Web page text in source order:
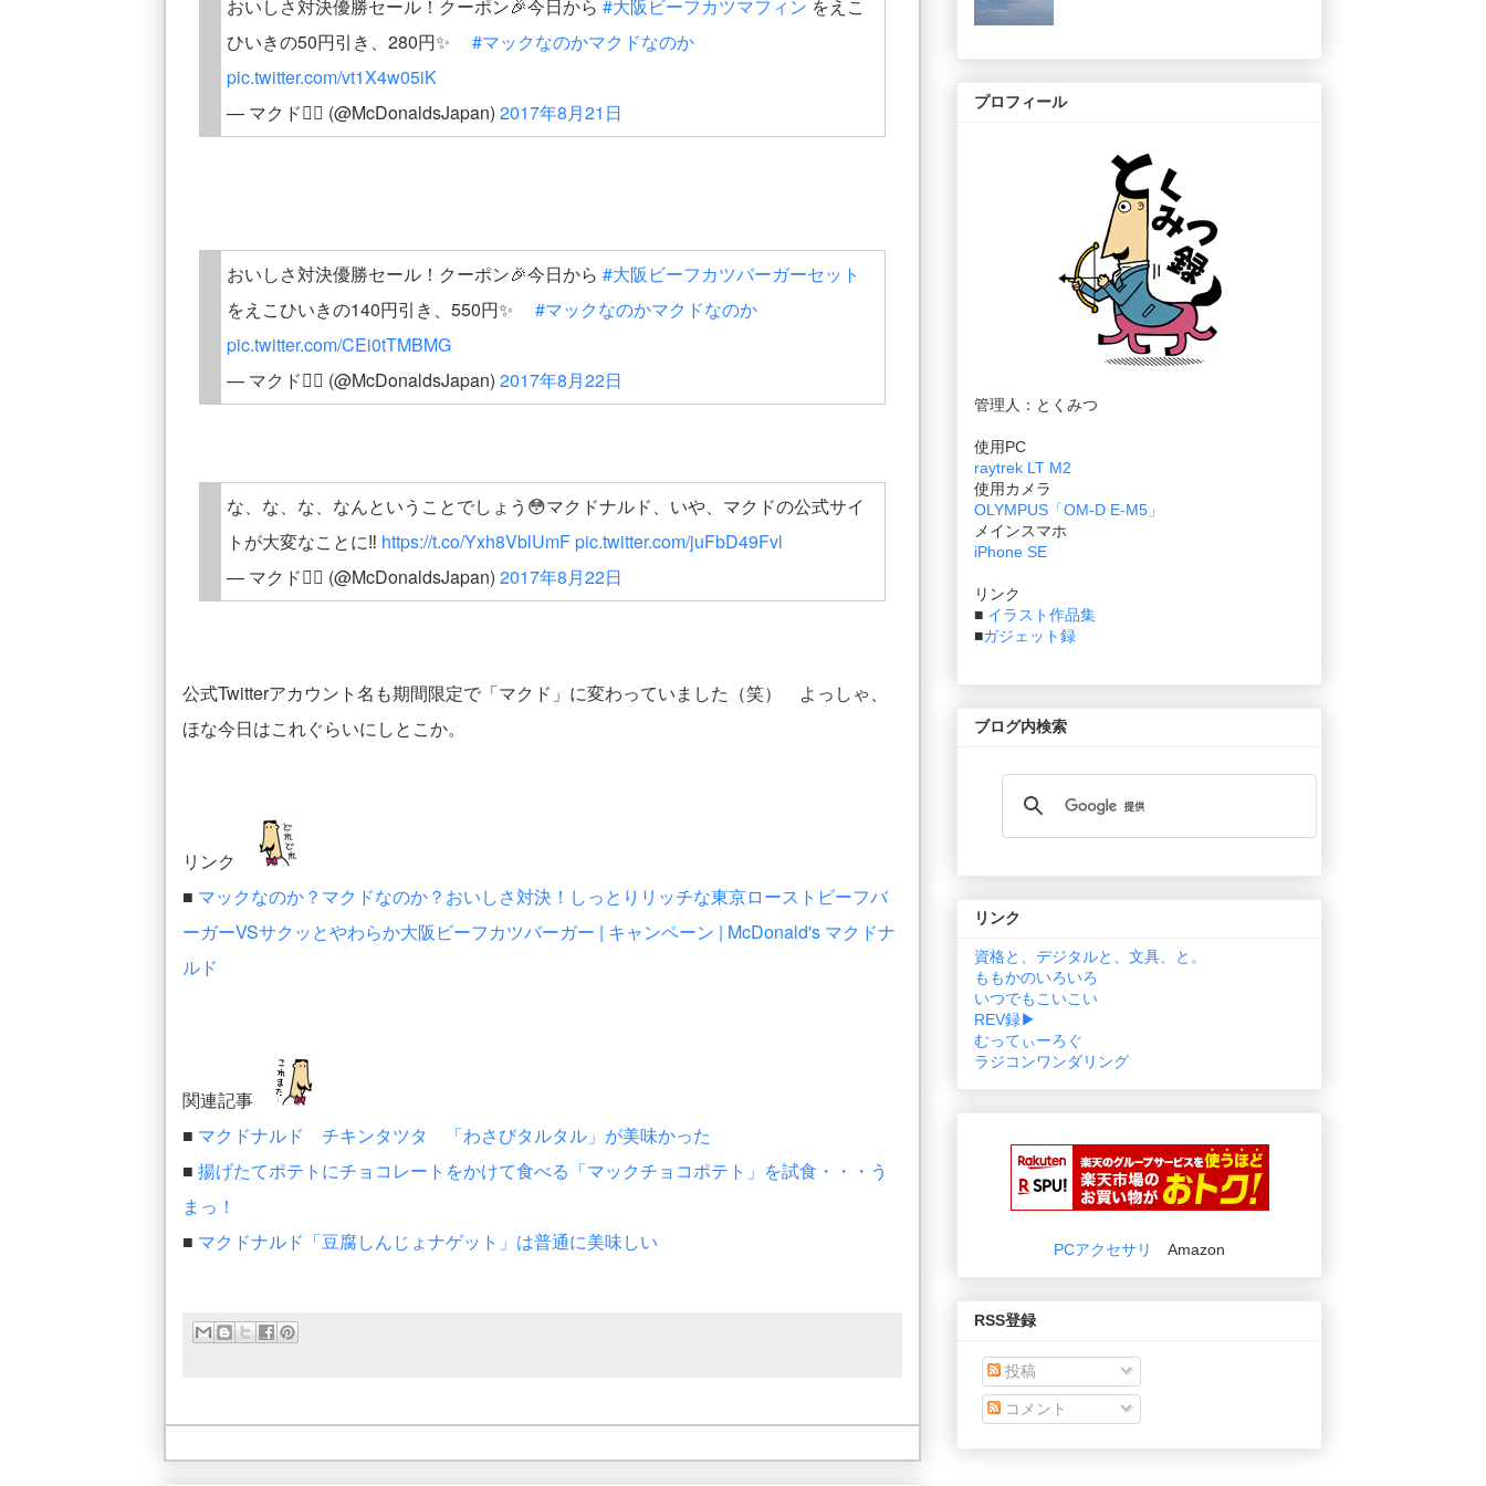
おいしさ対決優勝セール！クーポン🎉今日から #大阪ビーフカツマフィン をえこ
ひいきの50円引き、280円✨ #マックなのかマクドなのか
pic.twitter.com/vt1X4w05iK
— マクド✌🏻 (@McDonaldsJapan) 2017年8月21日
おいしさ対決優勝セール！クーポン🎉今日から #大阪ビーフカツバーガーセット
をえこひいきの140円引き、550円✨ #マックなのかマクドなのか
pic.twitter.com/CEi0tTMBMG
— マクド✌🏻 (@McDonaldsJapan) 2017年8月22日
な、な、な、なんということでしょう😳マクドナルド、いや、マクドの公式サイ
トが大変なことに‼️ https://t.co/Yxh8VblUmFpic.twitter.com/juFbD49Fvl
— マクド✌🏻 (@McDonaldsJapan) 2017年8月22日
公式Twitterアカウント名も期間限定で「マクド」に変わっていました（笑） よっしゃ、
ほな今日はこれぐらいにしとこか。
リンク
■ マックなのか？マクドなのか？おいしさ対決！しっとりリッチな東京ローストビーフバ
ーガーVSサクッとやわらか大阪ビーフカツバーガー | キャンペーン | McDonald's マクドナ
ルド
関連記事
■ マクドナルド チキンタツタ 「わさびタルタル」が美味かった
■ 揚げたてポテトにチョコレートをかけて食べる「マックチョコポテト」を試食・・・う
まっ！
■ マクドナルド「豆腐しんじょナゲット」は普通に美味しい
プロフィール
管理人：とくみつ
使用PC
raytrek LT M2
使用カメラ
OLYMPUS「OM-D E-M5」
メインスマホ
iPhone SE
リンク
■ イラスト作品集
■ガジェット録
ブログ内検索
リンク
資格と、デジタルと、文具、と。
ももかのいろいろ
いつでもこいこい
REV録▶
むってぃーろぐ
ラジコンワンダリング
PCアクセサリ Amazon
RSS登録
投稿
コメント